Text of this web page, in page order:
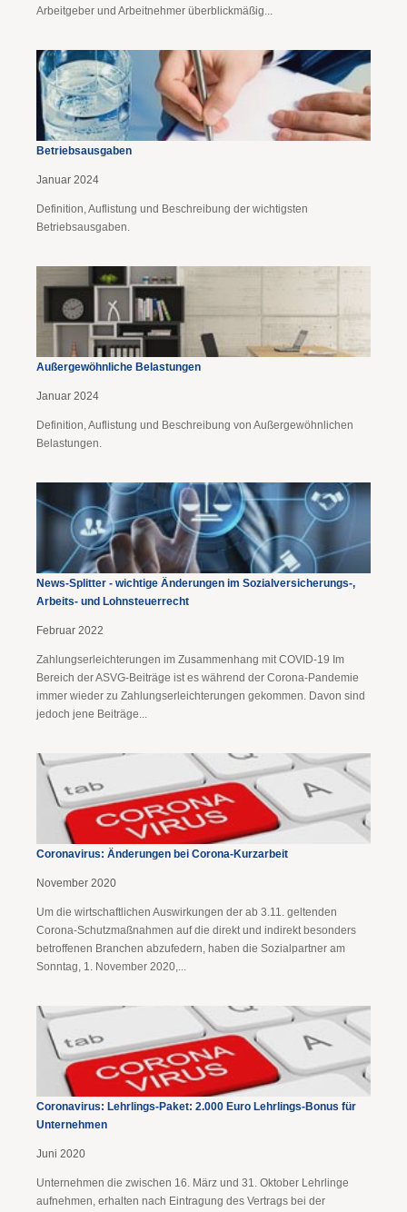
Arbeitgeber und Arbeitnehmer überblickmäßig...
Betriebsausgaben
Januar 2024
Definition, Auflistung und Beschreibung der wichtigsten
Betriebsausgaben.
Außergewöhnliche Belastungen
Januar 2024
Definition, Auflistung und Beschreibung von Außergewöhnlichen
Belastungen.
News-Splitter - wichtige Änderungen im Sozialversicherungs-,
Arbeits- und Lohnsteuerrecht
Februar 2022
Zahlungserleichterungen im Zusammenhang mit COVID-19 Im
Bereich der ASVG-Beiträge ist es während der Corona-Pandemie
immer wieder zu Zahlungserleichterungen gekommen. Davon sind
jedoch jene Beiträge...
Coronavirus: Änderungen bei Corona-Kurzarbeit
November 2020
Um die wirtschaftlichen Auswirkungen der ab 3.11. geltenden
Corona-Schutzmaßnahmen auf die direkt und indirekt besonders
betroffenen Branchen abzufedern, haben die Sozialpartner am
Sonntag, 1. November 2020,...
Coronavirus: Lehrlings-Paket: 2.000 Euro Lehrlings-Bonus für
Unternehmen
Juni 2020
Unternehmen die zwischen 16. März und 31. Oktober Lehrlinge
aufnehmen, erhalten nach Eintragung des Vertrags bei der